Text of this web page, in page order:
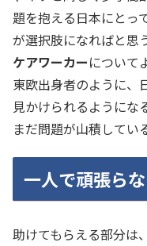
題を抱える日本にとっ
が選択肢になればと思
ケアワーカーについて
東欧出身者のように、
見かけられるようにな
まだ問題が山積してい
一人で頑張ら
助けてもらえる部分は